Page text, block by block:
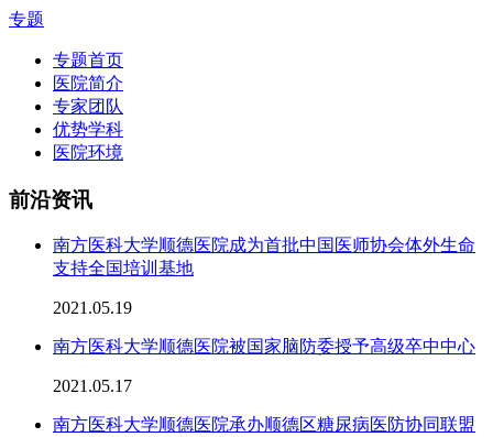
专题
专题首页
医院简介
专家团队
优势学科
医院环境
前沿资讯
南方医科大学顺德医院成为首批中国医师协会体外生命
支持全国培训基地
2021.05.19
南方医科大学顺德医院被国家脑防委授予高级卒中中心
2021.05.17
南方医科大学顺德医院承办顺德区糖尿病医防协同联盟